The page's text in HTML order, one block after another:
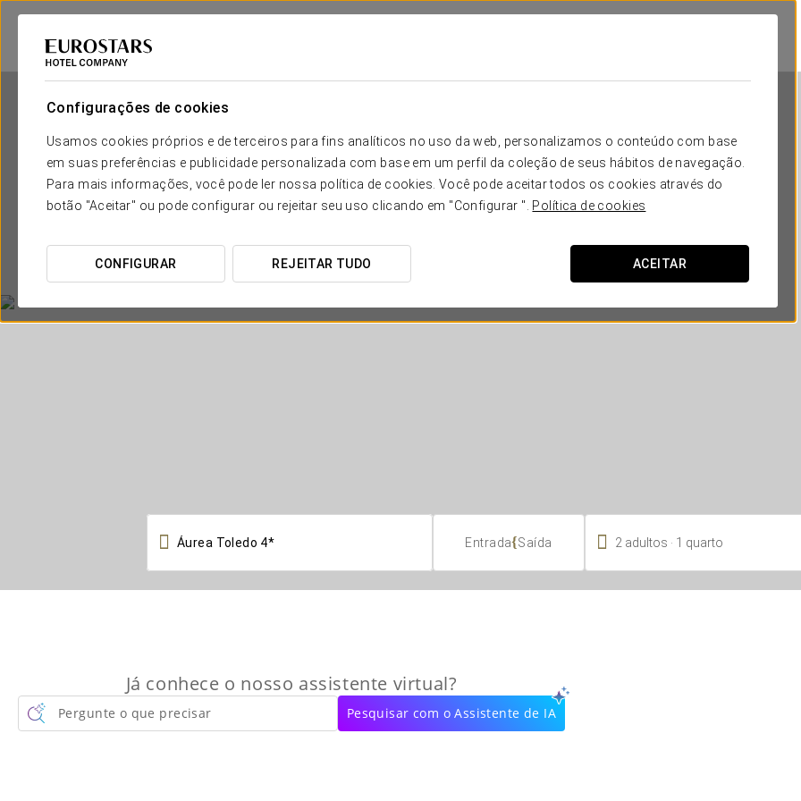
Configurações de cookies
Usamos cookies próprios e de terceiros para fins analíticos no uso da web, personalizamos o conteúdo com base
em suas preferências e publicidade personalizada com base em um perfil da coleção de seus hábitos de navegação.
Para mais informações, você pode ler nossa política de cookies. Você pode aceitar todos os cookies através do
botão "Aceitar" ou pode configurar ou rejeitar seu uso clicando em "Configurar ". Política de cookies
CONFIGURAR REJEITAR TUDO ACEITAR
Áurea Toledo
TOLEDO
 Entrada{Saída  2 adultos 1 quarto
Já conhece o nosso assistente virtual?
Pergunte o que precisar Pesquisar com o Assistente de IA